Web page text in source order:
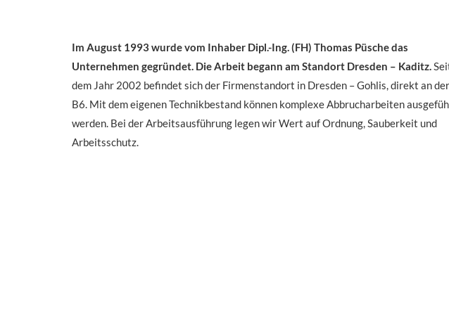
Im August 1993 wurde vom Inhaber Dipl.-Ing. (FH) Thomas Püsche das
Unternehmen gegründet. Die Arbeit begann am Standort Dresden – Kaditz.
dem Jahr 2002 befindet sich der Firmenstandort in Dresden – Gohlis, direkt an der
B6. Mit dem eigenen Technikbestand können komplexe Abbrucharbeiten
werden. Bei der Arbeitsausführung legen wir Wert auf Ordnung, Sauberkeit und
Arbeitsschutz.